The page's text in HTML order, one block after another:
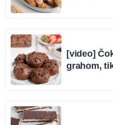
[video]
grahom,